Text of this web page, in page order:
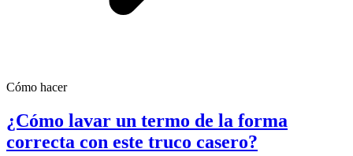
Cómo hacer
¿Cómo lavar un termo de la forma
correcta con este truco casero?